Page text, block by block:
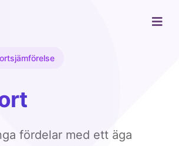
fördelar med ett äga